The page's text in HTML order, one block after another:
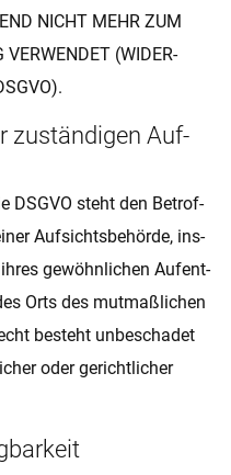
NICHT MEHR ZUM
VER­WEN­DET (WI­DER­
zu­stän­di­gen Auf­
DSGVO steht den Be­trof­
Auf­sichts­be­hör­de, ins­
ge­wöhn­li­chen Auf­ent­
Orts des mut­maß­li­chen
be­steht un­be­scha­det
oder ge­richt­li­cher